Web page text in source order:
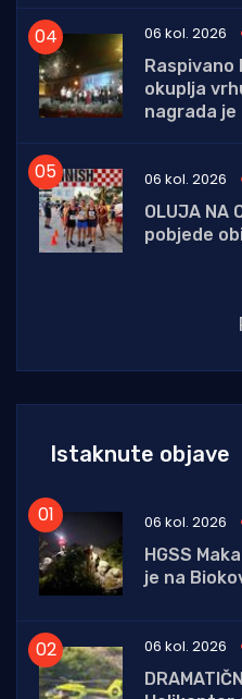
06 kol. 2026
Raspivano
okuplja
nagrada je
06 kol. 2026
OLUJA NA
pobjede
Istaknute objave
06 kol. 2026
HGSS
je na
06 kol. 2026